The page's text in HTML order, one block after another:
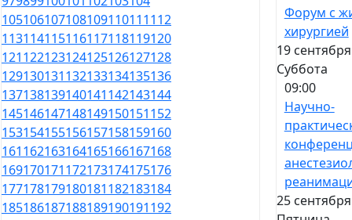
105106107108109110111112
113114115116117118119120
121122123124125126127128
129130131132133134135136
137138139140141142143144
145146147148149150151152
153154155156157158159160
161162163164165166167168
169170171172173174175176
177178179180181182183184
185186187188189190191192
Форум с
хирургией
19
Суббота
09:00
Научно-
25